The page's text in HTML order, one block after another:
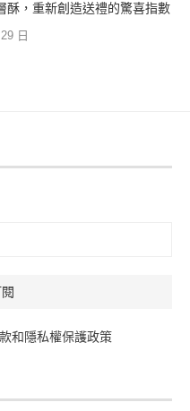
酥，重新創造送禮的驚喜指數
日
和隱私權保護政策